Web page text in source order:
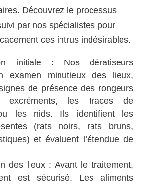
Découvrez le processus
par nos spécialistes pour
ces intrus indésirables.
initiale : Nos dératiseurs
examen minutieux des lieux,
de présence des rongeurs
excréments, les traces de
les nids. Ils identifient les
(rats noirs, rats bruns,
et évaluent l’étendue de
des lieux : Avant le traitement,
est sécurisé. Les aliments